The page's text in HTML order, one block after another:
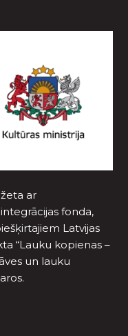
ar
fonda,
Latvijas
“Lauku kopienas –
un lauku